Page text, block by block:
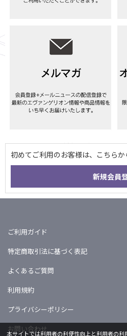
ご利用ガイド
特定商取引法に基づく表記
よくあるご質問
利用規約
プライバシーポリシー
お問い合わせ
本サイトでは利用者の利便性向上と利用者の